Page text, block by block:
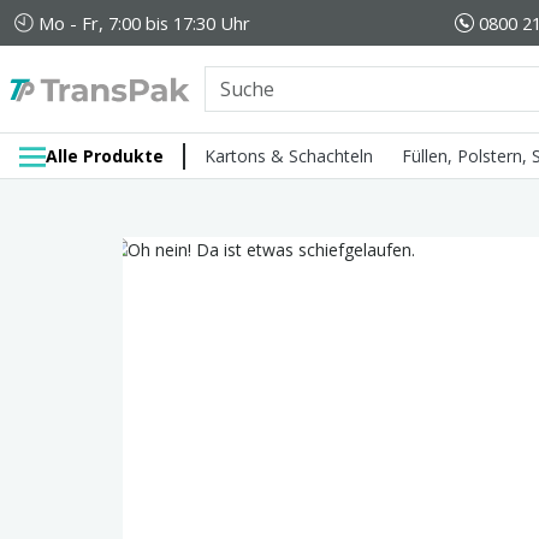
Mo - Fr, 7:00 bis 17:30 Uhr 0800
Alle Produkte Kartons & Schachteln Füllen, Polstern,